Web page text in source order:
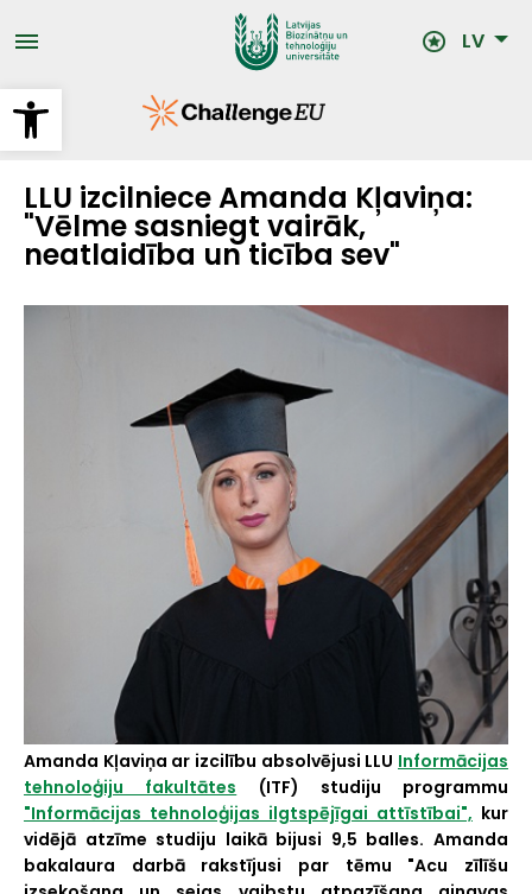
Open toolbar
uz
galveno LV
LLU izcilniece Amanda Kļaviņa:
"Vēlme sasniegt vairāk,
neatlaidība un ticība sev"
Amanda Kļaviņa ar izcilību absolvējusi LLU Informācijas
tehnoloģiju fakultātes (ITF) studiju programmu
"Informācijas tehnoloģijas ilgtspējīgai attīstībai", kur
vidējā atzīme studiju laikā bijusi 9,5 balles. Amanda
bakalaura darbā rakstījusi par tēmu "Acu zīlīšu